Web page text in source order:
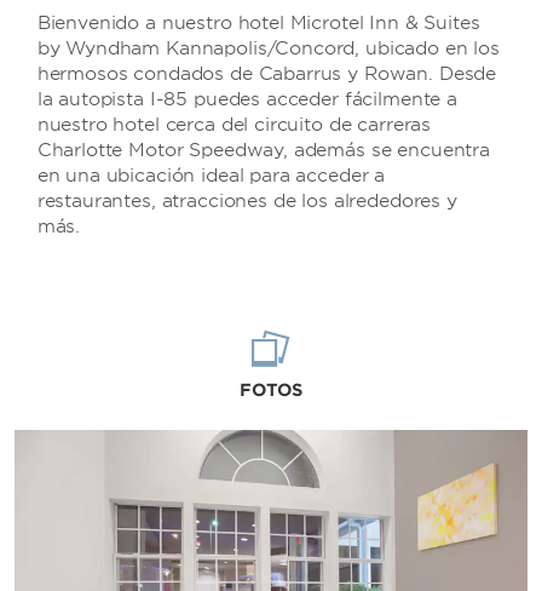
Bienvenido a nuestro hotel Microtel Inn & Suites
by Wyndham Kannapolis/Concord, ubicado en los
hermosos condados de Cabarrus y Rowan. Desde
la autopista I-85 puedes acceder fácilmente a
nuestro hotel cerca del circuito de carreras
Charlotte Motor Speedway, además se encuentra
en una ubicación ideal para acceder a
restaurantes, atracciones de los alrededores y
más.
FOTOS